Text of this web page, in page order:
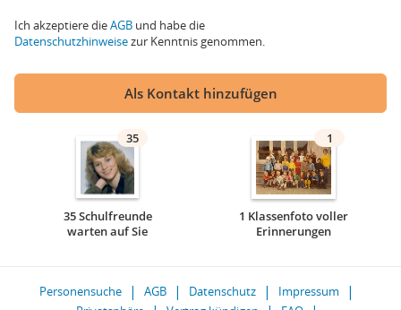
Ich akzeptiere dieAGB und habe die
Datenschutzhinweisezur Kenntnis genommen.
Als Kontakt hinzufügen
35
35 Schulfreunde
warten auf Sie
1
1 Klassenfoto voller
Erinnerungen
Personensuche AGB Datenschutz
Impressum